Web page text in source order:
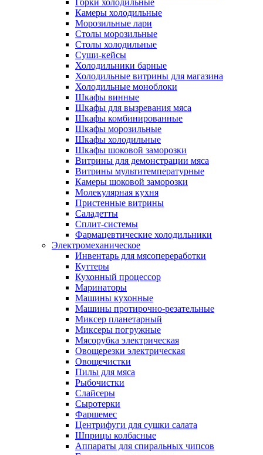
Горки холодильные
Камеры холодильные
Морозильные лари
Столы морозильные
Столы холодильные
Суши-кейсы
Холодильники барные
Холодильные витрины для магазина
Холодильные моноблоки
Шкафы винные
Шкафы для вызревания мяса
Шкафы комбинированные
Шкафы морозильные
Шкафы холодильные
Шкафы шоковой заморозки
Витрины для демонстрации мяса
Витрины мультитемпературные
Камеры шоковой заморозки
Молекулярная кухня
Пристенные витрины
Саладетты
Сплит-системы
Фармацевтические холодильники
Электромеханическое
Инвентарь для мясопереработки
Куттеры
Кухонный процессор
Маринаторы
Машины кухонные
Машины протирочно-резательные
Миксер планетарный
Миксеры погружные
Мясорубка электрическая
Овощерезки электрическая
Овощечистки
Пилы для мяса
Рыбочистки
Слайсеры
Сыротерки
Фаршемес
Центрифуги для сушки салата
Шприцы колбасные
Аппараты для спиральных чипсов